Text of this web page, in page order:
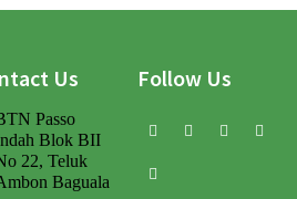
Us
Passo
Blok BII
22, Teluk
Baguala
Follow Us